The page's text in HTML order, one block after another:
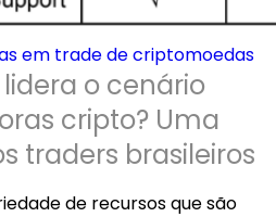
em trade de criptomoedas
lidera o cenário
cripto? Uma
traders brasileiros
de recursos que são